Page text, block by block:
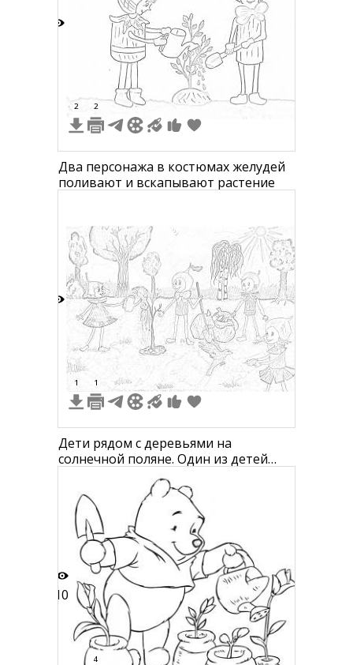
2 2
Два персонажа в костюмах желудей
поливают и вскапывают растение
1 1
Дети рядом с деревьями на
солнечной поляне. Один из детей
поливает саженец.
10
4